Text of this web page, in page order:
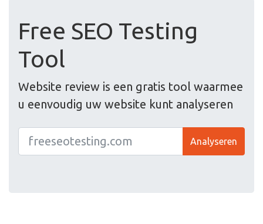
Free SEO Testing
Tool
Website review is een gratis tool waarmee
u eenvoudig uw website kunt analyseren
Analyseren